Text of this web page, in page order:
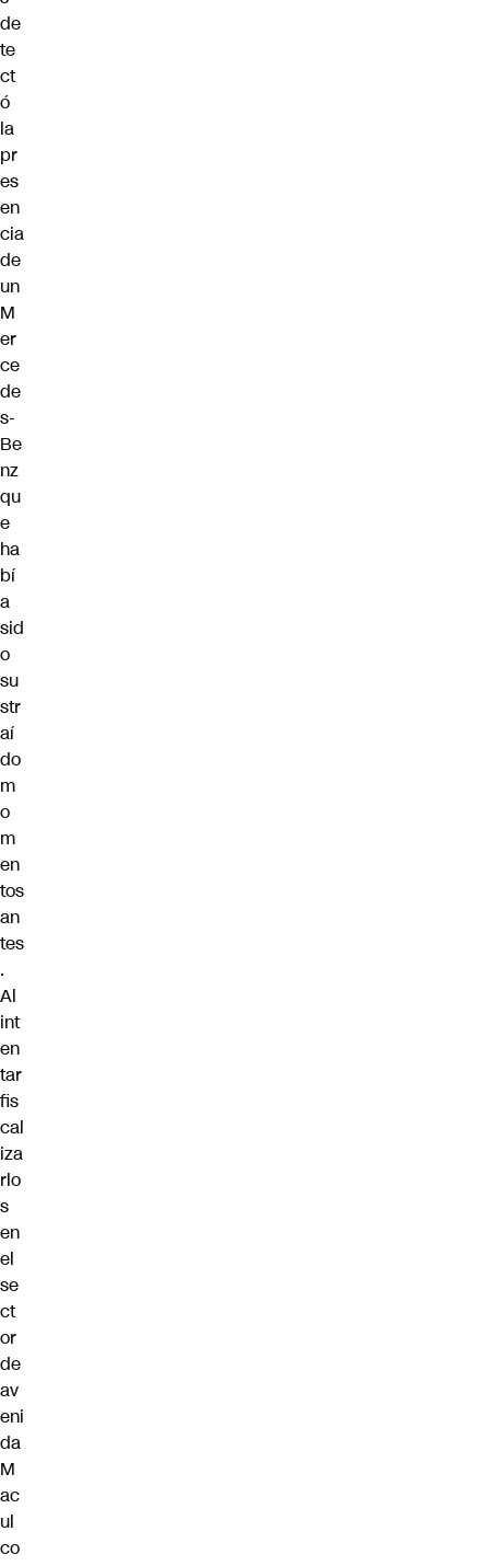
de
te
ct
ó
la
pr
es
en
cia
de
un
M
er
ce
de
s-
Be
nz
qu
e
ha
bí
a
sid
o
su
str
aí
do
m
o
m
en
tos
an
tes
.
Al
int
en
tar
fis
cal
iza
rlo
s
en
el
se
ct
or
de
av
eni
da
M
ac
ul
co